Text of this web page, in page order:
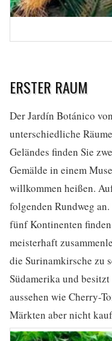
ERSTER RAUM
Der Jardín Botánico
unterschiedliche
Geländes finden Sie
Gemälde in einem
willkommen heißen.
folgenden Rundweg
fünf Kontinenten
meisterhaft
die Surinamkirsche zu
Südamerika und
aussehen wie Cherry-
Märkten aber nicht